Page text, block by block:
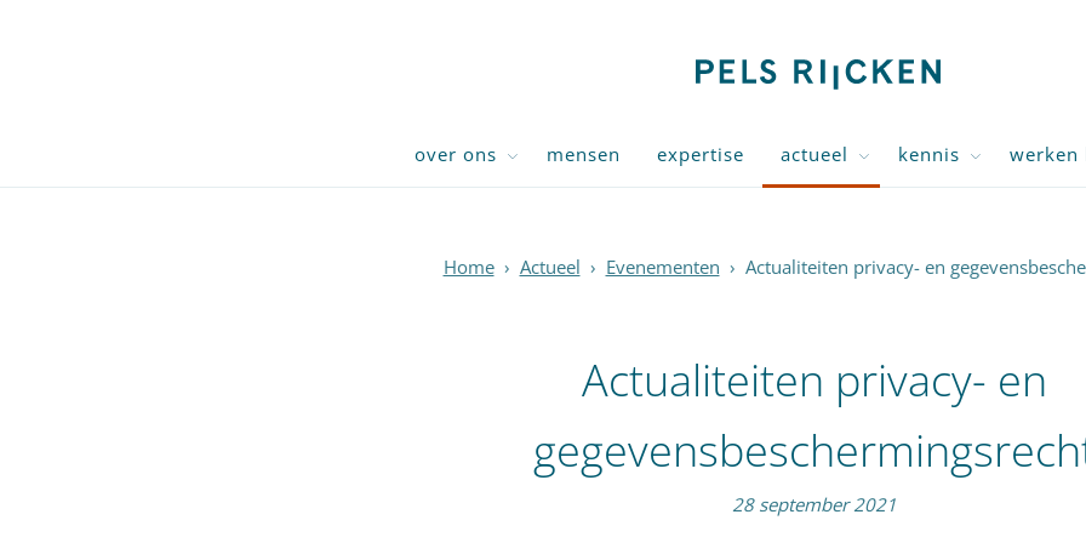
over ons mensen expertise actueel kennis werken
Home › Actueel › Evenementen › Actualiteiten privacy- en
Actualiteiten privacy- en
28 september 2021